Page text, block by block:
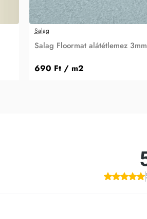
Salag
Salag Floormat alátétlemez 3mm
690 Ft / m2